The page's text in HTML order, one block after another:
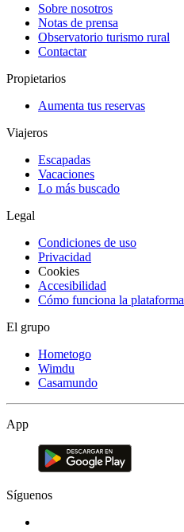
Sobre nosotros
Notas de prensa
Observatorio turismo rural
Contactar
Propietarios
Aumenta tus reservas
Viajeros
Escapadas
Vacaciones
Lo más buscado
Legal
Condiciones de uso
Privacidad
Cookies
Accesibilidad
Cómo funciona la plataforma
El grupo
Hometogo
Wimdu
Casamundo
App
Síguenos